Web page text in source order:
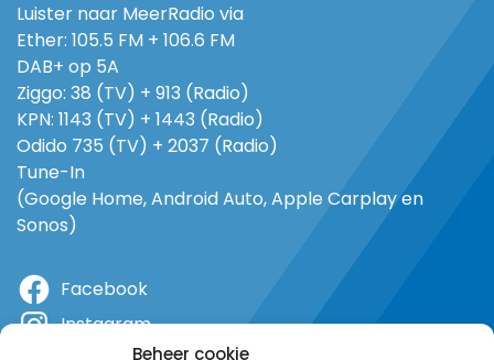
Beheer cookie
Luister naar MeerRadio via
Ether: 105.5 FM + 106.6 FM
DAB+ op 5A
Ziggo: 38 (TV) + 913 (Radio)
KPN: 1143 (TV) + 1443 (Radio)
Odido 735 (TV) + 2037 (Radio)
Tune-In
(Google Home, Android Auto, Apple Carplay en
Sonos)
Facebook
Instagram